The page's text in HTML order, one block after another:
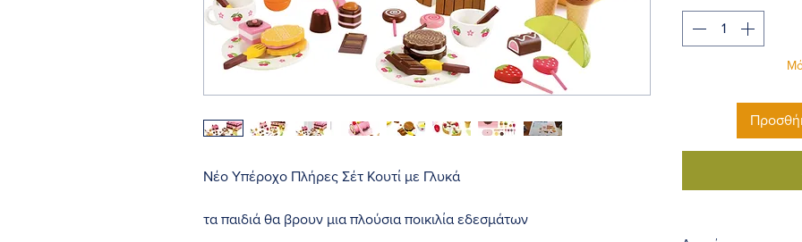
Νέο Υπέροχο Πλήρες Σέτ Κουτί με Γλυκά
τα παιδιά θα βρουν μια πλούσια ποικιλία εδεσμάτων